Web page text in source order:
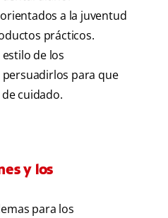
a la juventud
prácticos.
de los
persuadirlos para que
cuidado.
y los
para los